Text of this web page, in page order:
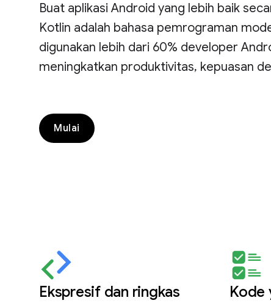
Buat aplikasi Android yang lebih baik
Kotlin adalah bahasa pemrograman
digunakan lebih dari 60% developer
meningkatkan produktivitas, kepuasan
Mulai
Ekspresif dan ringkas Kode